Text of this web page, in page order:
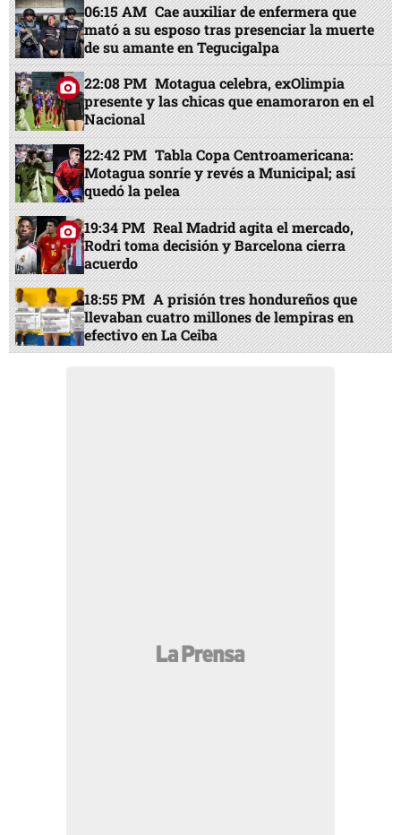
06:15 AM Cae auxiliar de enfermera que
mató a su esposo tras presenciar la muerte
de su amante en Tegucigalpa
22:08 PM Motagua celebra, exOlimpia
presente y las chicas que enamoraron en el
Nacional
22:42 PM Tabla Copa Centroamericana:
Motagua sonríe y revés a Municipal; así
quedó la pelea
19:34 PM Real Madrid agita el mercado,
Rodri toma decisión y Barcelona cierra
acuerdo
18:55 PM A prisión tres hondureños que
llevaban cuatro millones de lempiras en
efectivo en La Ceiba